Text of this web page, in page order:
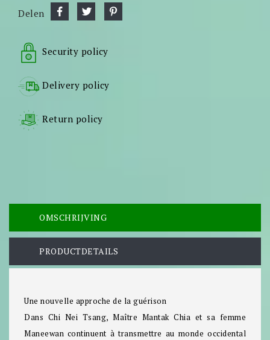
Delen
Security policy
Delivery policy
Return policy
OMSCHRIJVING
PRODUCTDETAILS
Une nouvelle approche de la guérison
Dans Chi Nei Tsang, Maître Mantak Chia et sa femme
Maneewan continuent à transmettre au monde occidental